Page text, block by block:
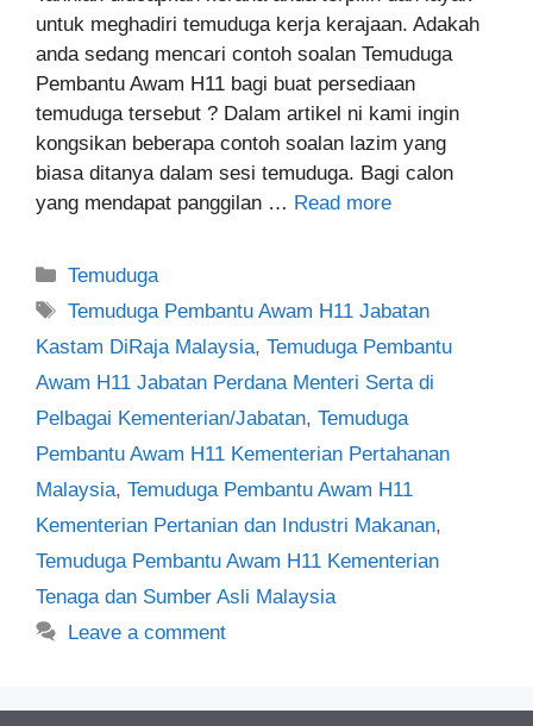
untuk meghadiri temuduga kerja kerajaan. Adakah
anda sedang mencari contoh soalan Temuduga
Pembantu Awam H11 bagi buat persediaan
temuduga tersebut ? Dalam artikel ni kami ingin
kongsikan beberapa contoh soalan lazim yang
biasa ditanya dalam sesi temuduga. Bagi calon
yang mendapat panggilan … Read more
Categories
Temuduga
Tags
Temuduga Pembantu Awam H11 Jabatan
Kastam DiRaja Malaysia, Temuduga Pembantu
Awam H11 Jabatan Perdana Menteri Serta di
Pelbagai Kementerian/Jabatan, Temuduga
Pembantu Awam H11 Kementerian Pertahanan
Malaysia, Temuduga Pembantu Awam H11
Kementerian Pertanian dan Industri Makanan,
Temuduga Pembantu Awam H11 Kementerian
Tenaga dan Sumber Asli Malaysia
Leave a comment